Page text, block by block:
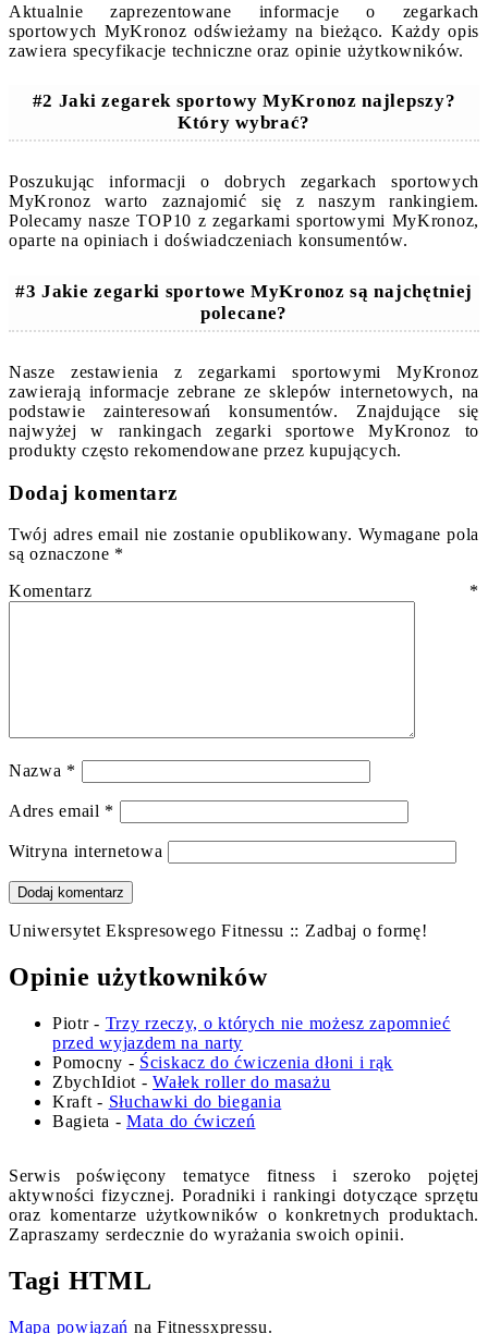
Aktualnie zaprezentowane informacje o zegarkach
sportowych MyKronoz odświeżamy na bieżąco. Każdy opis
zawiera specyfikacje techniczne oraz opinie użytkowników.
#2 Jaki zegarek sportowy MyKronoz najlepszy?
Który wybrać?
Poszukując informacji o dobrych zegarkach sportowych
MyKronoz warto zaznajomić się z naszym rankingiem.
Polecamy nasze TOP10 z zegarkami sportowymi MyKronoz,
oparte na opiniach i doświadczeniach konsumentów.
#3 Jakie zegarki sportowe MyKronoz są najchętniej
polecane?
Nasze zestawienia z zegarkami sportowymi MyKronoz
zawierają informacje zebrane ze sklepów internetowych, na
podstawie zainteresowań konsumentów. Znajdujące się
najwyżej w rankingach zegarki sportowe MyKronoz to
produkty często rekomendowane przez kupujących.
Dodaj komentarz
Twój adres email nie zostanie opublikowany. Wymagane pola
są oznaczone *
Komentarz *
Nazwa *
Adres email *
Witryna internetowa
Uniwersytet Ekspresowego Fitnessu :: Zadbaj o formę!
Opinie użytkowników
Piotr- Trzy rzeczy, o których nie możesz zapomnieć
przed wyjazdem na narty
Pomocny - Ściskacz do ćwiczenia dłoni i rąk
ZbychIdiot -Wałek roller do masażu
Kraft - Słuchawki do biegania
Bagieta -Mata do ćwiczeń
Serwis poświęcony tematyce fitness i szeroko pojętej
aktywności fizycznej. Poradniki i rankingi dotyczące sprzętu
oraz komentarze użytkowników o konkretnych produktach.
Zapraszamy serdecznie do wyrażania swoich opinii.
Tagi HTML
Mapa powiązań na Fitnessxpressu.